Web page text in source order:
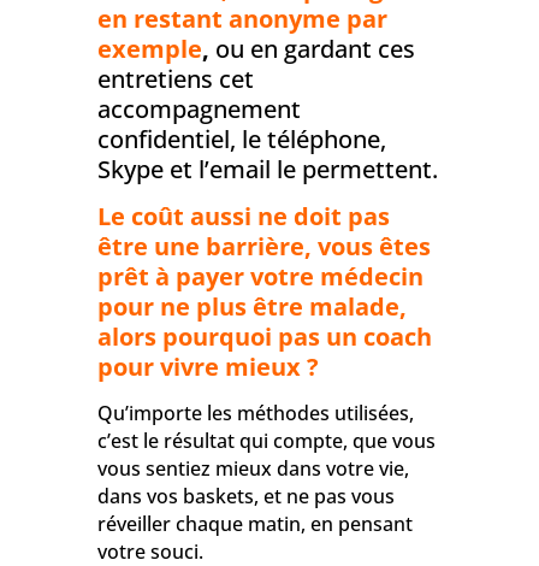
en restant anonyme par
exemple, ou en gardant ces
entretiens cet
accompagnement
confidentiel, le téléphone,
Skype et l’email le permettent.
Le coût aussi ne doit pas
être une barrière, vous êtes
prêt à payer votre médecin
pour ne plus être malade,
alors pourquoi pas un coach
pour vivre mieux ?
Qu’importe les méthodes utilisées,
c’est le résultat qui compte, que vous
vous sentiez mieux dans votre vie,
dans vos baskets, et ne pas vous
réveiller chaque matin, en pensant
votre souci.